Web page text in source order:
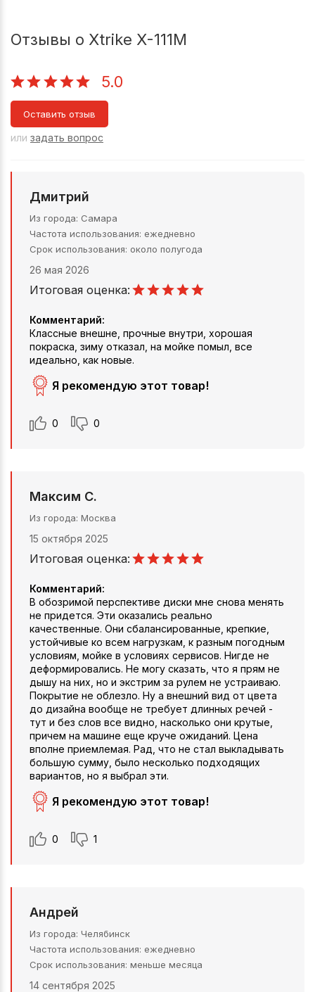
Отзывы о Xtrike X-111М
5.0
Оставить отзыв
или задать вопрос
Дмитрий
Из города Самара
Частота использования ежедневно
Срок использования около полугода
26 мая 2026
Итоговая оценка:
Комментарий:
Классные внешне, прочные внутри, хорошая
покраска, зиму отказал, на мойке помыл, все
идеально, как новые.
Я рекомендую этот товар!
0 0
Максим С.
Из города Москва
15 октября 2025
Итоговая оценка:
Комментарий:
В обозримой перспективе диски мне снова менять
не придется. Эти оказались реально
качественные. Они сбалансированные, крепкие,
устойчивые ко всем нагрузкам, к разным погодным
условиям, мойке в условиях сервисов. Нигде не
деформировались. Не могу сказать, что я прям не
дышу на них, но и экстрим за рулем не устраиваю.
Покрытие не облезло. Ну а внешний вид от цвета
до дизайна вообще не требует длинных речей -
тут и без слов все видно, насколько они крутые,
причем на машине еще круче ожиданий. Цена
вполне приемлемая. Рад, что не стал выкладывать
большую сумму, было несколько подходящих
вариантов, но я выбрал эти.
Я рекомендую этот товар!
0 1
Андрей
Из города Челябинск
Частота использования ежедневно
Срок использования меньше месяца
14 сентября 2025